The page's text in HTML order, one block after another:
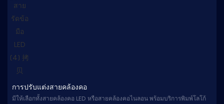
การปรับแต่งสายคล้องคอ
มีให้เลือกทั้งสายคล้องคอ LED หรือสายคล้องคอไนลอน พร้อมบริการพิมพ์โลโก้